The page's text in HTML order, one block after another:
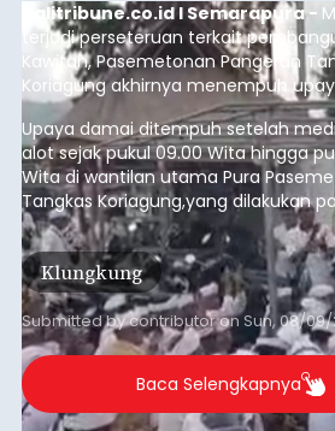
balitribune.co.id I Semarapura -
terjadi perseteruan terkait
Kawitan, Pasemetonan Pangeran
Koriagung akhirnya menempuh
pada Minggu (9/8/2026).
Upaya damai ditempuh setelah
alot sejak pukul 09.00 Wita hingga
Wita di wantilan utama Pura
Tangkas Koriagung,yang dilakukan
kedua belah pihak yang
Klungkung
Submitted bycontributoronSun, 08/09/
Baca Selengkapnya